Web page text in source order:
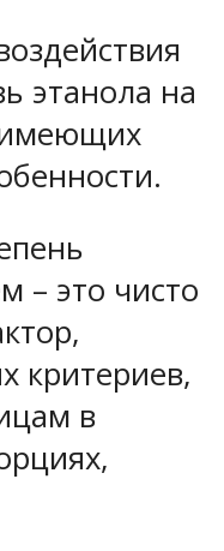
этанола на
– это чисто
критериев,
в